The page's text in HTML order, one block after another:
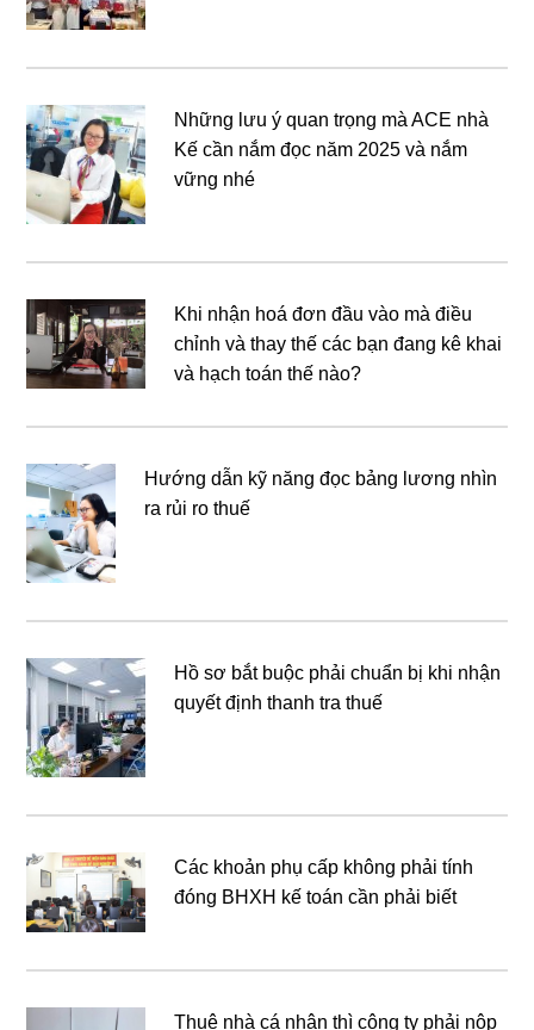
Những lưu ý quan trọng mà ACE nhà
Kế cần nắm đọc năm 2025 và nắm
vững nhé
Khi nhận hoá đơn đầu vào mà điều
chỉnh và thay thế các bạn đang kê khai
và hạch toán thế nào?
Hướng dẫn kỹ năng đọc bảng lương nhìn
ra rủi ro thuế
Hồ sơ bắt buộc phải chuẩn bị khi nhận
quyết định thanh tra thuế
Các khoản phụ cấp không phải tính
đóng BHXH kế toán cần phải biết
Thuê nhà cá nhân thì công ty phải nộp